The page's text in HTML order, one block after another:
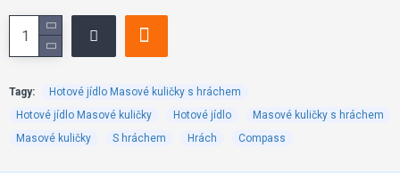
Tagy:
Hotové jídlo Masové kuličky s hráchem
Hotové jídlo Masové kuličky
Hotové jídlo
Masové kuličky s hráchem
Masové kuličky
S hráchem Hrách Compass